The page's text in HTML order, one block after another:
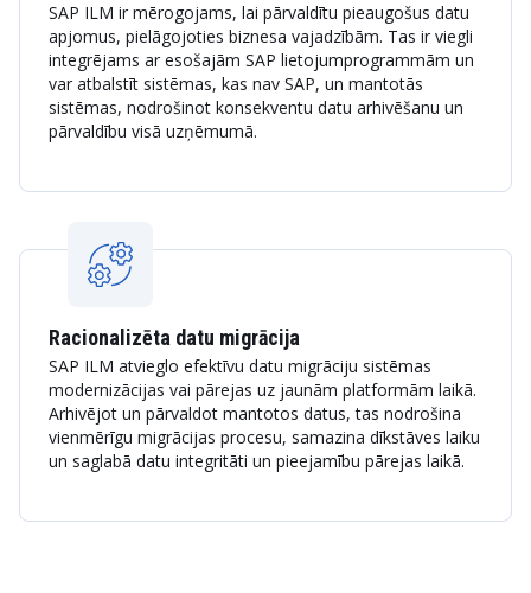
SAP ILM ir mērogojams, lai pārvaldītu pieaugošus datu
apjomus, pielāgojoties biznesa vajadzībām. Tas ir viegli
integrējams ar esošajām SAP lietojumprogrammām un
var atbalstīt sistēmas, kas nav SAP, un mantotās
sistēmas, nodrošinot konsekventu datu arhivēšanu un
pārvaldību visā uzņēmumā.
Racionalizēta datu migrācija
SAP ILM atvieglo efektīvu datu migrāciju sistēmas
modernizācijas vai pārejas uz jaunām platformām laikā.
Arhivējot un pārvaldot mantotos datus, tas nodrošina
vienmērīgu migrācijas procesu, samazina dīkstāves laiku
un saglabā datu integritāti un pieejamību pārejas laikā.